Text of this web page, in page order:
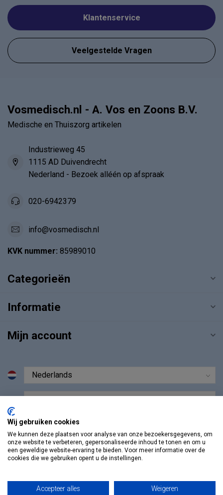
Klantenservice
Veelgestelde Vragen
Vosmedisch.nl - A. Vos en Zoons B.V.
Medische en Thuiszorg artikelen
Industrieweg 45
1115 AD Duivendrecht
Nederland - Bezoek alléén op afspraak
020-6942379
info@vosmedisch.nl
KVK nummer: 85989010
Categorieën
Informatie
Mijn account
Wij gebruiken cookies
We kunnen deze plaatsen voor analyse van onze bezoekersgegevens, om
onze website te verbeteren, gepersonaliseerde inhoud te tonen en om u
een geweldige website-ervaring te bieden. Voor meer informatie over de
cookies die we gebruiken opent u de instellingen.
Accepteer alles Weigeren